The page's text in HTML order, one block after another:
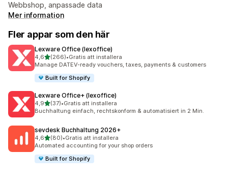
Webbshop, anpassade data
Mer information
Fler appar som den här
Lexware Office (lexoffice)
4,6av 5 stjärnor
(266)
266 recensioner totalt
•Gratis att installera
Manage DATEV-ready vouchers, taxes, payments & customers
Built for Shopify
Lexware Office+ (lexoffice)
4,9av 5 stjärnor
(37)
37 recensioner totalt
•Gratis att installera
Buchhaltung einfach, rechtskonform & automatisiert in 2 Min.
sevdesk Buchhaltung 2026+
4,6av 5 stjärnor
(80)
80 recensioner totalt
•Gratis att installera
Automated accounting for your shop orders
Built for Shopify